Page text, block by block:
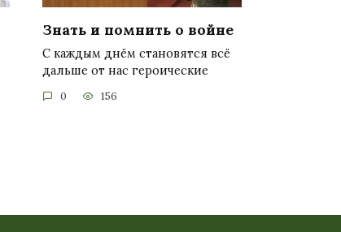
Знать и помнить о войне
С каждым днём становятся всё
дальше от нас героические
0 156